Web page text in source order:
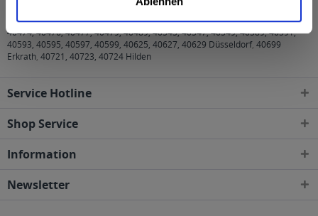
40210, 40211, 40212, 40213, 40215, 40217, 40219, 40221, 40223, 40225,
40227, 40229, 40231, 40233, 40235, 40237, 40239, 40468, 40470, 40472,
40474, 40476, 40477, 40479, 40489, 40545, 40547, 40549, 40589, 40591,
40593, 40595, 40597, 40599, 40625, 40627, 40629 Düsseldorf, 40699
Erkrath, 40721, 40723, 40724 Hilden
Service Hotline
Shop Service
Information
Newsletter